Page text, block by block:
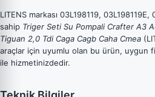
LITENS markası 03L198119, 03L198119E,
sahip Triger Seti Su Pompali Crafter A3
Tiguan 2,0 Tdi Caga Cagb Caha Cmea
araçlar için uyumlu olan bu ürün, uygun
ile hizmetinizdedir.